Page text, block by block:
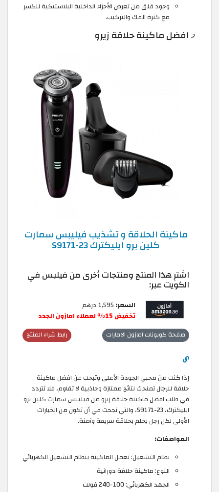
وجود قلق من تعرض الأجزاء الداخلية البلاستيكية للكسر
مع كثرة الفك والتركيب.
افضل ماكينة حلاقة زيرو
ماكينة الحلاقة و تشذيب فيليبس سمارت
كلين برو ايليكترك S9171-23
اشترِ هذا المنتج ومنتجات أخرى من فيلبس في
الكويت عبر:
السعر: 1,595 درهم‎‏
تخفيض 15% لعملاء امازون الجدد
رابط شراء المنتج صفحة كوبونات امازون الامارات
إذا كنت من محبي الجودة الأعلى وتبحث عن افضل ماكينة
حلاقة للرجال تمنحك نتائج ممتازة وجاذبية لا تقاوم، فلا تتردد
في طلب افضل ماكينة حلاقة زيرو من فيليبس سمارت كلين برو
ايليكترك، S9171-23، والتي نجحت في أن تكون من الخيارات
الأولى لكل رجل يحلم بحلاقة سريعة وآمنة.
المواصفات:
نظام التشغيل: تعمل الماكينة بنظام التشغيل الكهربائي
النوع: ماكينة حلاقة دورانية
الجهد الكهربائي: 100-240 فولت